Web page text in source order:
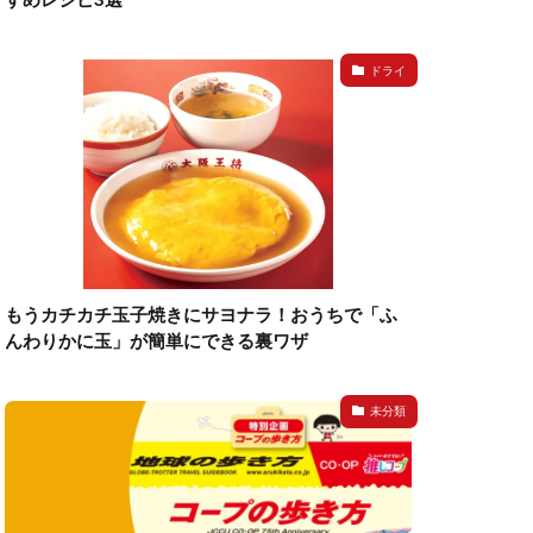
ドライ
もうカチカチ玉子焼きにサヨナラ！おうちで「ふ
んわりかに玉」が簡単にできる裏ワザ
未分類